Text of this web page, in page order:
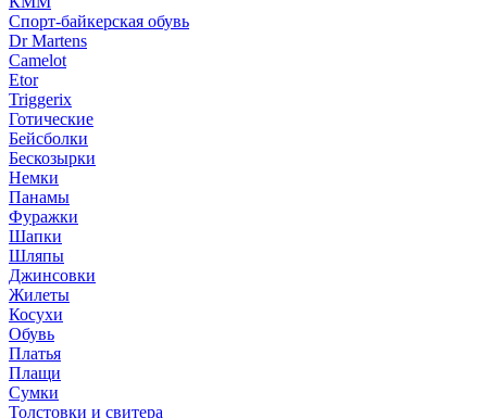
Спорт-байкерская обувь
Dr Martens
Camelot
Etor
Triggerix
Готические
Бейсболки
Бескозырки
Немки
Панамы
Фуражки
Шапки
Шляпы
Джинсовки
Жилеты
Косухи
Обувь
Платья
Плащи
Сумки
Толстовки и свитера